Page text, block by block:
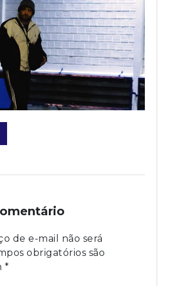
de e-mail não será
obrigatórios são
*